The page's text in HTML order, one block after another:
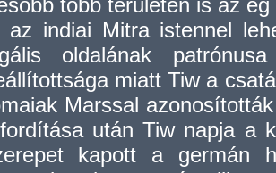
több területen is az
az indiai Mitra istennel
oldalának
miatt Tiw a
Marssal
után Tiw napja a
kapott a germán